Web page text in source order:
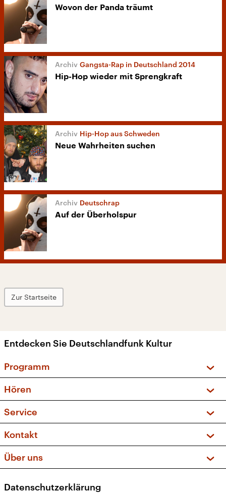
Wovon der Panda träumt
Gangsta-Rap in Deutschland 2014
Hip-Hop wieder mit Sprengkraft
Hip-Hop aus Schweden
Neue Wahrheiten suchen
Deutschrap
Auf der Überholspur
Zur Startseite
Entdecken Sie Deutschlandfunk Kultur
Programm
Sendungen und Podcasts
Musikliste
Kakadu – Das Kinderprogramm
Hören
Frequenzen (UKW + DAB+)
Service
FAQ
Apps
Newsletter
Kontakt
Social Media
Über uns
Datenschutzerklärung